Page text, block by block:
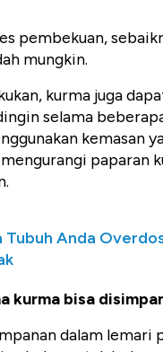
pembekuan,
mungkin.
kurma juga
selama
kemasan
paparan
Tubuh Anda
kurma bisa
dalam lemari